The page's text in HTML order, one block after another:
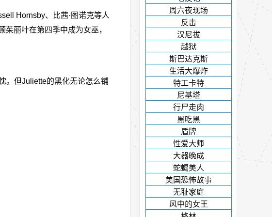
Hornsby、比茜·图诺克等人
丽叶在第四季中成为女巫，
。但Juliette的黑化无论怎么铺
周六夜现场
反击
汉尼拔
越狱
斯巴达克斯
生活大爆炸
特工卡特
尼基塔
行尸走肉
黑吃黑
盾牌
性爱大师
大器晚成
蛇蝎美人
美国恐怖故事
无耻家庭
风中的女王